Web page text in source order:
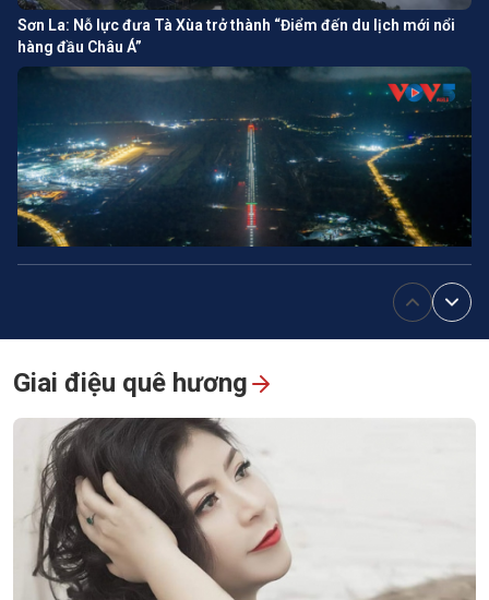
Sơn La: Nỗ lực đưa Tà Xùa trở thành “Điểm đến du lịch mới nổi
hàng đầu Châu Á”
Đường băng số 2 Phú Quốc chuẩn bị đón máy bay thân rộng
Giai điệu quê hương